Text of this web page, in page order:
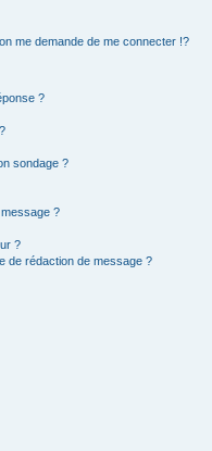
me demande de me connecter !?
?
sondage ?
?
?
de rédaction de message ?